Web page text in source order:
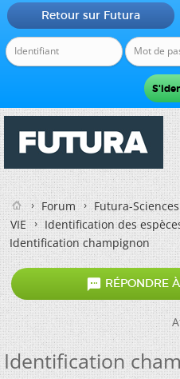
Retour sur Futura
Forum
Futura-
VIE
Identification des
Identification champignon
 RÉPONDRE
Identification